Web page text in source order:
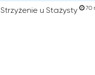
Strzyżenie u Stażysty 70